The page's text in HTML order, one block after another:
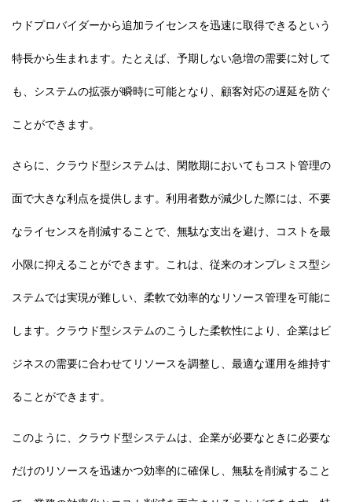
ウドプロバイダーから追加ライセンスを迅速に取得できるという
特長から生まれます。たとえば、予期しない急増の需要に対して
も、システムの拡張が瞬時に可能となり、顧客対応の遅延を防ぐ
ことができます。
さらに、クラウド型システムは、閑散期においてもコスト管理の
面で大きな利点を提供します。利用者数が減少した際には、不要
なライセンスを削減することで、無駄な支出を避け、コストを最
小限に抑えることができます。これは、従来のオンプレミス型シ
ステムでは実現が難しい、柔軟で効率的なリソース管理を可能に
します。クラウド型システムのこうした柔軟性により、企業はビ
ジネスの需要に合わせてリソースを調整し、最適な運用を維持す
ることができます。
このように、クラウド型システムは、企業が必要なときに必要な
だけのリソースを迅速かつ効率的に確保し、無駄を削減すること